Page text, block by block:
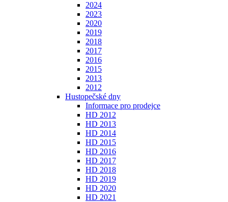
2024
2023
2020
2019
2018
2017
2016
2015
2013
2012
Hustopečské dny
Informace pro prodejce
HD 2012
HD 2013
HD 2014
HD 2015
HD 2016
HD 2017
HD 2018
HD 2019
HD 2020
HD 2021